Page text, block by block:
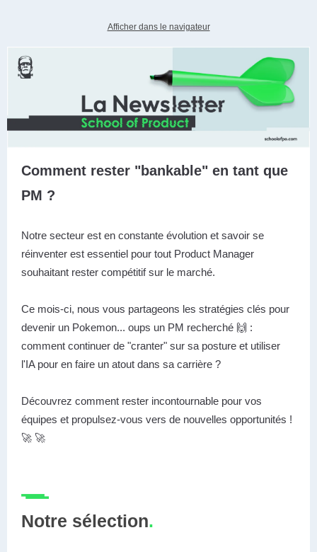
Afficher dans le navigateur
Comment rester "bankable" en tant que
PM ?
Notre secteur est en constante évolution et savoir se
réinventer est essentiel pour tout Product Manager
souhaitant rester compétitif sur le marché.
Ce mois-ci, nous vous partageons les stratégies clés pour
devenir un Pokemon... oups un PM recherché 🙌 :
comment continuer de "cranter" sur sa posture et utiliser
l'IA pour en faire un atout dans sa carrière ?
Découvrez comment rester incontournable pour vos
équipes et propulsez-vous vers de nouvelles opportunités !
🚀 🚀
Notre sélection.